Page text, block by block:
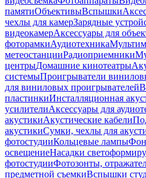
памятиОбъективыВспышки
чехлы для камерЗарядные
видеокамерАксессуары для
фоторамкиАудиотехника
метеостанцииРадиоприемники
центрыДомашние кинотеатры
системыПроигрыватели
для виниловых проигрывателей
пластинкиИнсталляционная
усилителиАксессуары для
акустикиАкустические кабели
акустикиСумки, чехлы для
фотостудииКольцевые лампы
освещениеНасадки
фотостудииФотозонты,
предметной съемкиВспышки